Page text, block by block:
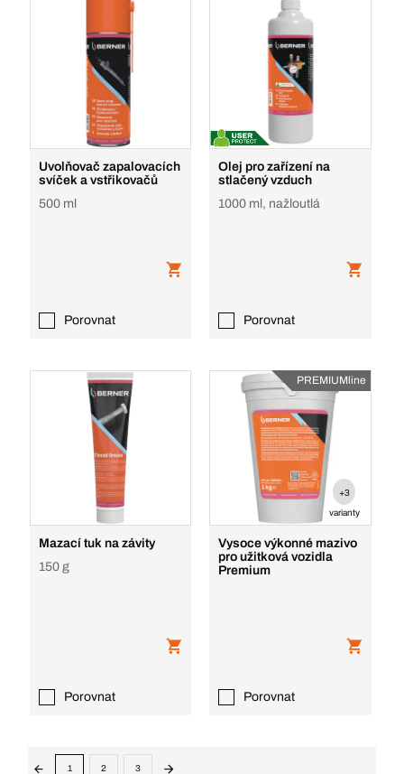
Uvolňovač zapalovacích
svíček a vstřikovačů
500 ml
Porovnat
Olej pro zařízení na
stlačený vzduch
1000 ml, nažloutlá
Porovnat
Mazací tuk na závity
150 g
Porovnat
PREMIUMline
+3
varianty
Vysoce výkonné mazivo
pro užitková vozidla
Premium
Porovnat
1 2 3